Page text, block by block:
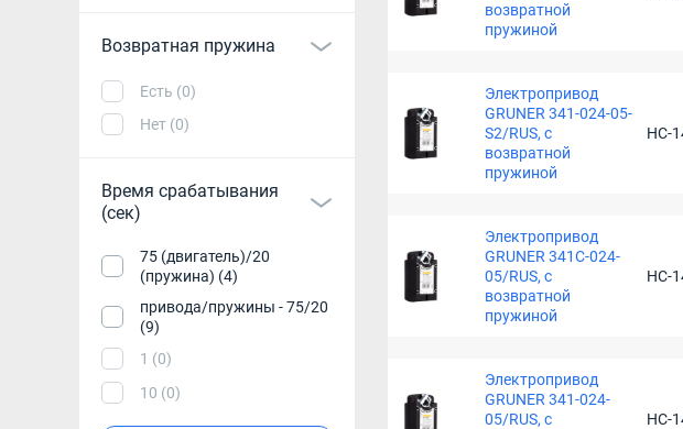
Возвратная пружина
Есть (0)
Нет (0)
Время срабатывания
(сек)
75 (двигатель)/20
(пружина) (4)
привода/пружины - 75/20
(9)
1 (0)
10 (0)
возвратной
пружиной
Электропривод
GRUNER 341-024-05-
S2/RUS, с
возвратной
пружиной
НС-
Электропривод
GRUNER 341C-024-
05/RUS, с
возвратной
пружиной
НС-
Электропривод
GRUNER 341-024-
05/RUS, с
НС-